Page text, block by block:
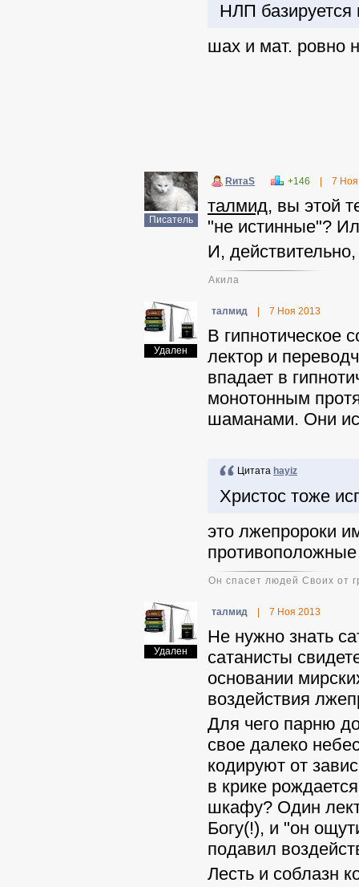
НЛП
шах и мат. ровно
Писатель
RитаS +146 7
талмид, вы этой
"не истинные"?
И,
Акила
Удален
талмид 7 Ноя 2013
В гипнотическое
лектор и
впадает в
монотонным
шаманами. Они
Цитата hayiz
Христос тоже
это лжепророки
Он спасет людей Своих от
Удален
талмид 7 Ноя 2013
Не нужно знать
сатанисты
основании
воздействия
Для чего парню
свое далеко
кодируют от
в крике
шкафу? Один
Богу(!), и "он
подавил
Лесть и соблазн